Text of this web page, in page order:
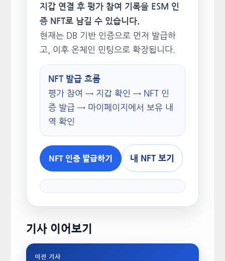
지갑 연결 후 평가 참여 기록을 ESM 인
증 NFT로 남길 수 있습니다.
현재는 DB 기반 인증으로 먼저 발급하
고, 이후 온체인 민팅으로 확장됩니다.
NFT 발급 흐름
평가 참여 → 지갑 확인 → NFT 인
증 발급 → 마이페이지에서 보유 내
역 확인
NFT 인증 발급하기 내 NFT 보기
기사 이어보기
이전 기사